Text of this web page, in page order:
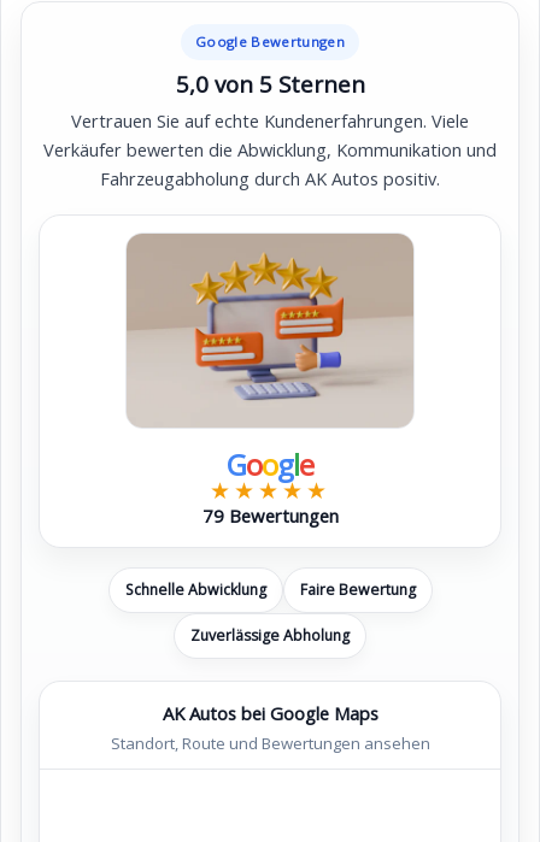
Google Bewertungen
5,0 von 5 Sternen
Vertrauen Sie auf echte Kundenerfahrungen. Viele
Verkäufer bewerten die Abwicklung, Kommunikation und
Fahrzeugabholung durch AK Autos positiv.
Google
★★★★★
79 Bewertungen
Schnelle Abwicklung Faire Bewertung
Zuverlässige Abholung
AK Autos bei Google Maps
Standort, Route und Bewertungen ansehen